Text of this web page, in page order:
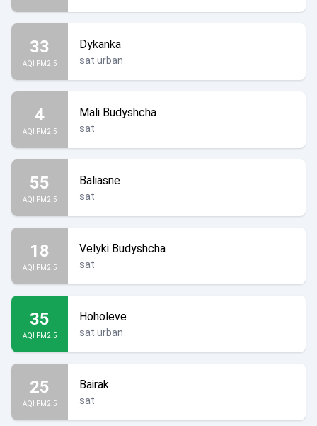
33
AQI PM2.5
Dykanka
sat urban
4
AQI PM2.5
Mali Budyshcha
sat
55
AQI PM2.5
Baliasne
sat
18
AQI PM2.5
Velyki Budyshcha
sat
35
AQI PM2.5
Hoholeve
sat urban
25
AQI PM2.5
Bairak
sat